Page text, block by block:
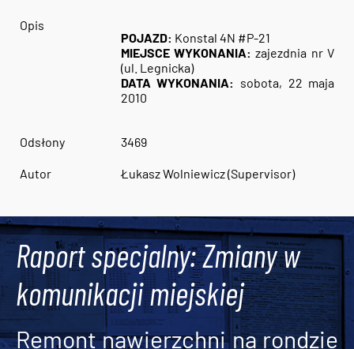
Opis
POJAZD: Konstal 4N #P-21
MIEJSCE WYKONANIA: zajezdnia nr V
(ul. Legnicka)
DATA WYKONANIA: sobota, 22 maja
2010
Odsłony 3469
Autor Łukasz Wolniewicz (Supervisor)
Raport specjalny: Zmiany w
komunikacji miejskiej
Remont nawierzchni na rondzie